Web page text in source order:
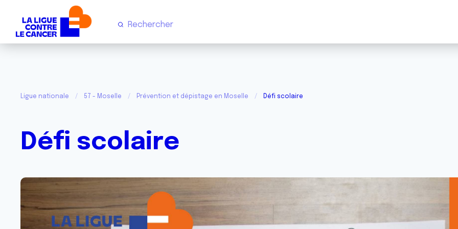
Ligue nationale 57 - Moselle Prévention et dépistage en Moselle Défi scolaire
Défi scolaire